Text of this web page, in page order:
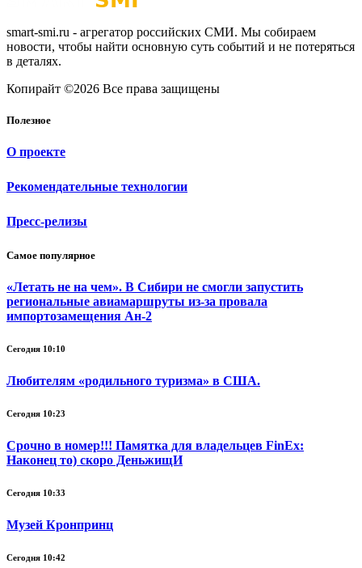
smart-smi.ru - агрегатор российских СМИ. Мы собираем
новости, чтобы найти основную суть событий и не потеряться
в деталях.
Копирайт ©2026 Все права защищены
Полезное
О проекте
Рекомендательные технологии
Пресс-релизы
Самое популярное
«Летать не на чем». В Сибири не смогли запустить
региональные авиамаршруты из-за провала
импортозамещения Ан-2
Сегодня 10:10
Любителям «родильного туризма» в США.
Сегодня 10:23
Срочно в номер!!! Памятка для владельцев FinEx:
Наконец то) скоро ДеньжищИ
Сегодня 10:33
Музей Кронпринц
Сегодня 10:42